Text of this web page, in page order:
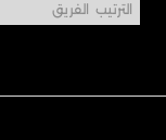
الترتيب الفريق